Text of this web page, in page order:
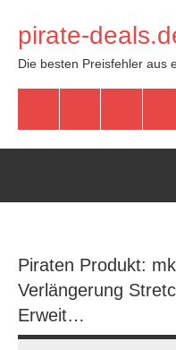
Inhalt
springen
pirate-
Die besten Preisfehler aus
Piraten Produkt:
Verlängerung
Erweit…